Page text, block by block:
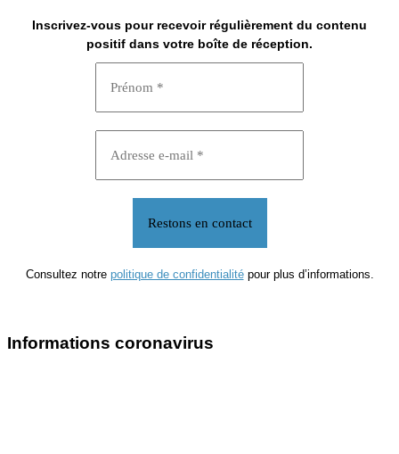
Inscrivez-vous pour recevoir régulièrement du contenu
positif dans votre boîte de réception.
Consultez notre politique de confidentialitépour plus d’informations.
Informations coronavirus